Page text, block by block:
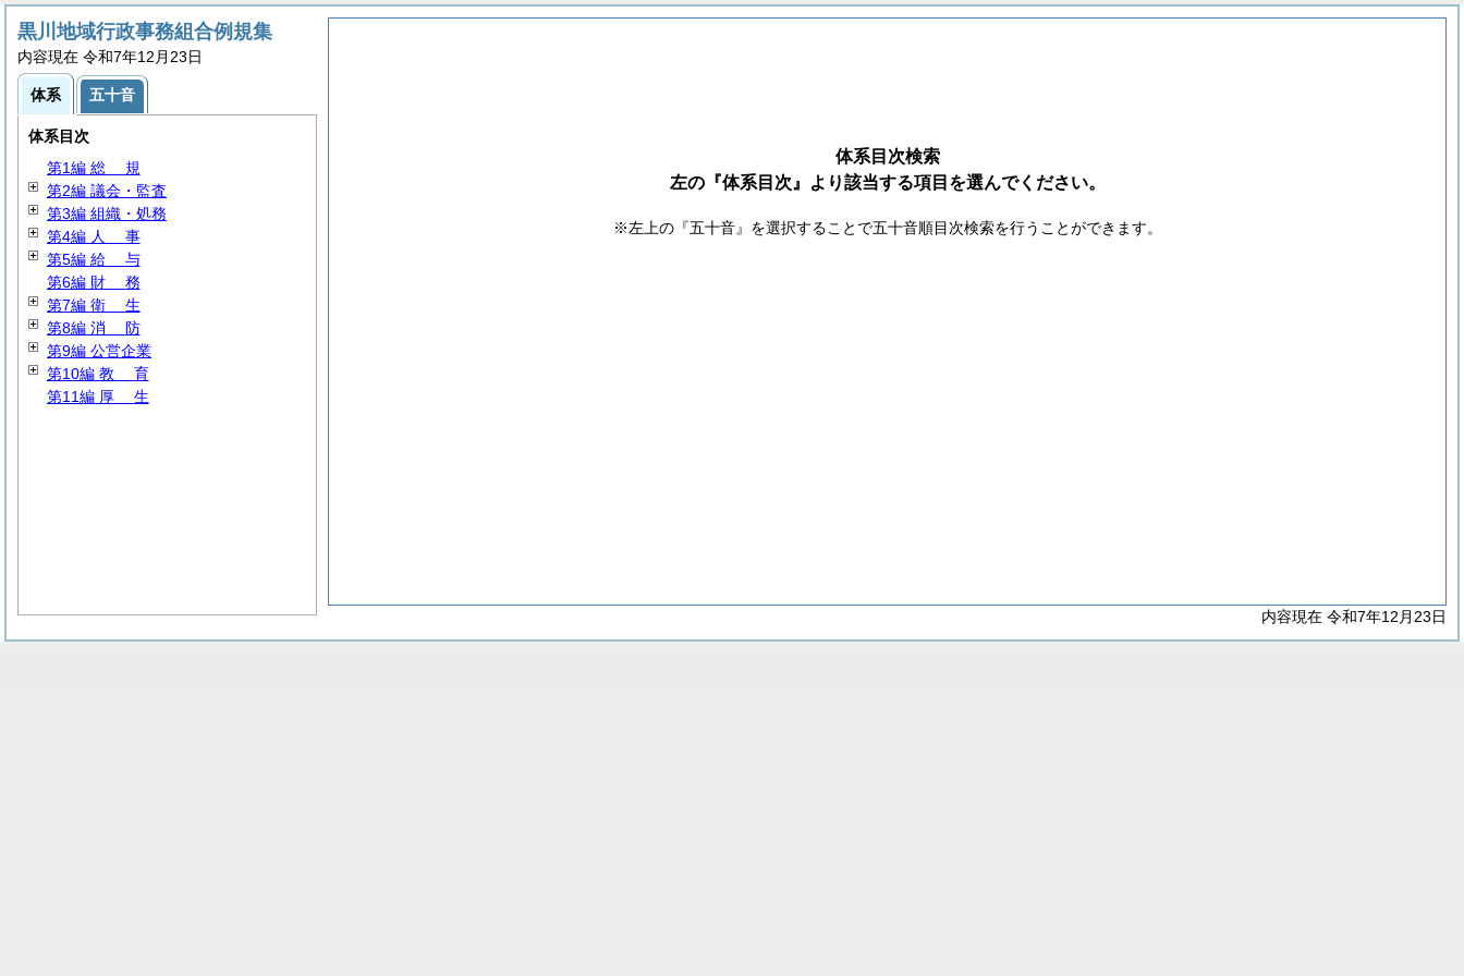
体系目次検索
左の『体系目次』より該当する項目を選んでください。
※左上の『五十音』を選択することで五十音順目次検索を行うことができます。
内容現在 令和7年12月23日
黒川地域行政事務組合例規集
内容現在 令和7年12月23日
体系 五十音
体系目次
第1編 総 規
第2編 議会・監査
第3編 組織・処務
第4編 人 事
第5編 給 与
第6編 財 務
第7編 衛 生
第8編 消 防
第9編 公営企業
第10編 教 育
第11編 厚 生